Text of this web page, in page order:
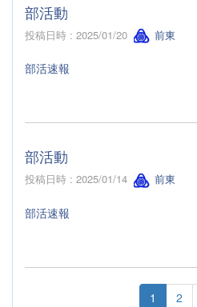
部活動
投稿日時 : 2025/01/20 前東
部活速報
部活動
投稿日時 : 2025/01/14 前東
部活速報
1 2